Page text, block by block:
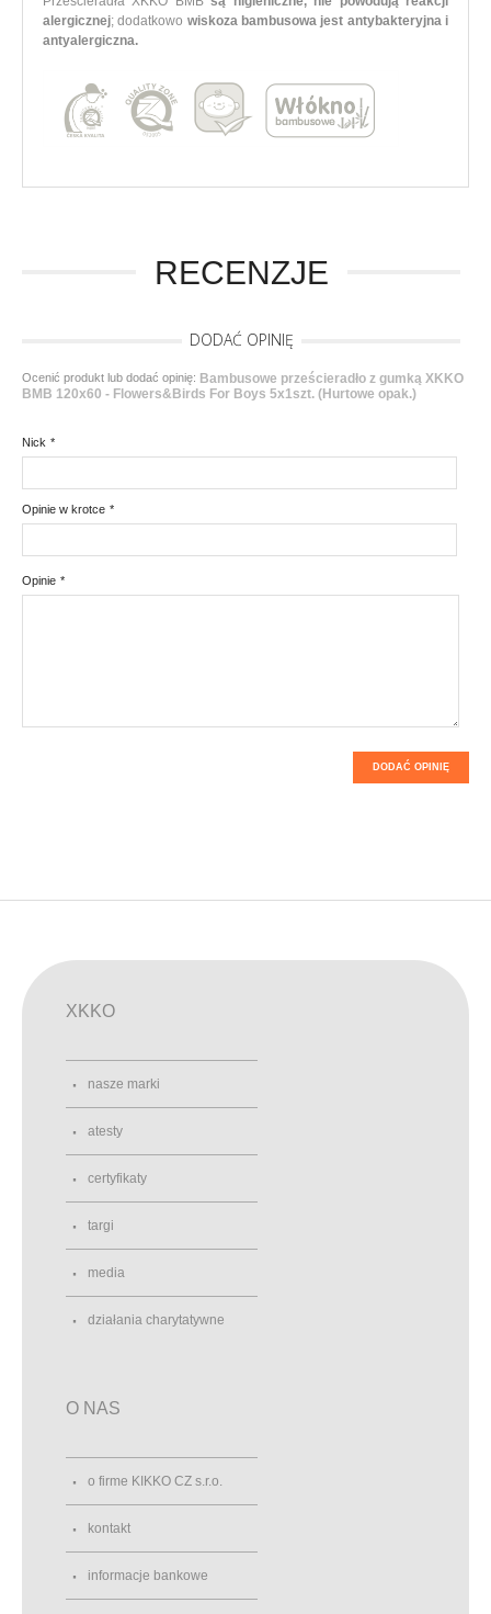
alergicznej; dodatkowo wiskoza bambusowa jest antybakteryjna i
antyalergiczna.
RECENZJE
DODAĆ OPINIĘ
Ocenić produkt lub dodać opinię: Bambusowe prześcieradło z gumką XKKO
BMB 120x60 - Flowers&Birds For Boys 5x1szt. (Hurtowe opak.)
*
Nick
*
Opinie w krotce
*
Opinie
DODAĆ OPINIĘ
XKKO
nasze marki
atesty
certyfikaty
targi
media
działania charytatywne
O NAS
o firme KIKKO CZ s.r.o.
kontakt
informacje bankowe